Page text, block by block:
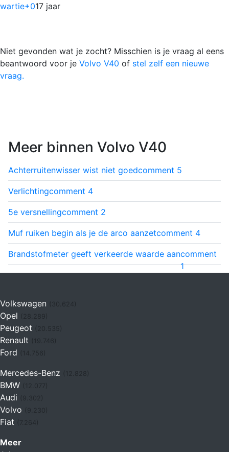
wartie+017 jaar
Niet gevonden wat je zocht? Misschien is je vraag al eens
beantwoord voor je Volvo V40 of stel zelf een nieuwe
vraag.
Meer binnen Volvo V40
Achterruitenwisser wist niet goedcomment 5
Verlichtingcomment 4
5e versnellingcomment 2
Muf ruiken begin als je de arco aanzetcomment 4
Brandstofmeter geeft verkeerde waarde aancomment
1
Volkswagen (30.624)
Opel
Peugeot
Renault (19.746)
Ford (14.756)
Mercedes-Benz
BMW
Audi
Volvo
Fiat (7.264)
Meer